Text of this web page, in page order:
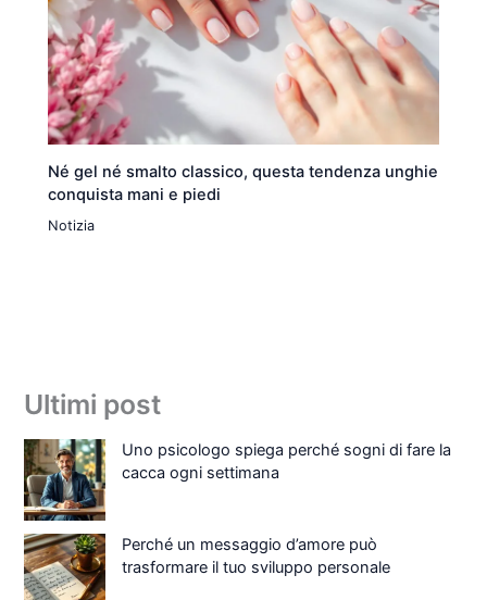
Né gel né smalto classico, questa tendenza unghie
conquista mani e piedi
Notizia
Ultimi post
Uno psicologo spiega perché sogni di fare la
cacca ogni settimana
Perché un messaggio d’amore può
trasformare il tuo sviluppo personale